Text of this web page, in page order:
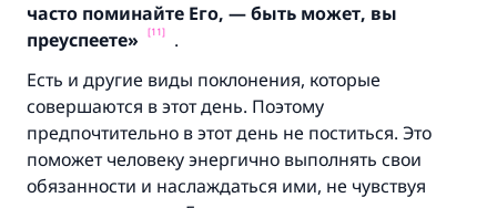
часто поминайте Его, — быть может, вы
преуспеете»
[11]
.
Есть и другие виды поклонения, которые
совершаются в этот день. Поэтому
предпочтительно в этот день не поститься. Это
поможет человеку энергично выполнять свои
обязанности и наслаждаться ими, не чувствуя